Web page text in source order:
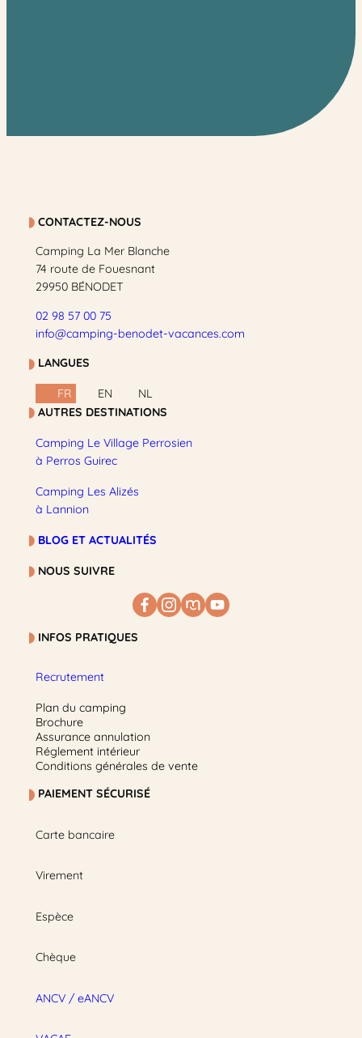
CONTACTEZ-NOUS
Camping La Mer Blanche
74 route de Fouesnant
29950 BÉNODET
02 98 57 00 75
info@camping-benodet-vacances.com
LANGUES
FR EN
NL
AUTRES DESTINATIONS
Camping Le Village Perrosien
à Perros Guirec
Camping Les Alizés
à Lannion
BLOG ET ACTUALITÉS
NOUS SUIVRE
INFOS PRATIQUES
Recrutement
Plan du camping
Brochure
Assurance annulation
Réglement intérieur
Conditions générales de vente
PAIEMENT SÉCURISÉ
Carte bancaire
Virement
Espèce
Chèque
ANCV / eANCV